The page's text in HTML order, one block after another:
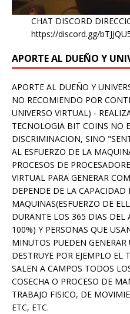
CHAT DISCORD
https://discord.gg/
APORTE AL DUEÑO Y
APORTE AL DUEÑO Y
NO RECOMIENDO POR
UNIVERSO VIRTUAL) -
TECNOLOGIA BIT COINS NO
DISCRIMINACION, SINO
AL ESFUERZO DE LA
PROCESOS DE
VIRTUAL PARA GENERAR
DEPENDE DE LA CAPACIDAD
MAQUINAS(ESFUERZO DE
DURANTE LOS 365 DIAS DEL
100%) Y PERSONAS QUE
MINUTOS PUEDEN
DESTRUYE POR EJEMPLO EL
SALEN A CAMPOS TODOS
COSECHA O PROCESO DE
TRABAJO FISICO, DE
ETC, ETC.